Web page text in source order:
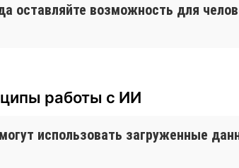
оставляйте возможность для
работы с ИИ
использовать загруженные